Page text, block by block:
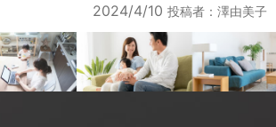
2024/4/10 投稿者： 澤由美子